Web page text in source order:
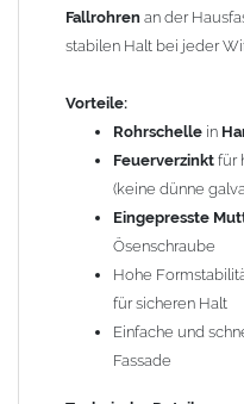
Allgemeine Hinweise /
Wegen der
Kupferbauteile nicht mit
Bauteilen zusammen
durch Kupferionen stark
Regenwasser von Kupfer
trennen (z. B. durch
Wasserfluss so lenken,
verzinkten Bauteilen in
Fallrohren an der
stabilen Halt bei jeder
Vorteile:
Rohrschelle in
Feuerverzinkt für
(keine dünne
Eingepresste
Ösenschraube
Hohe
für sicheren Halt
Einfache und
Fassade